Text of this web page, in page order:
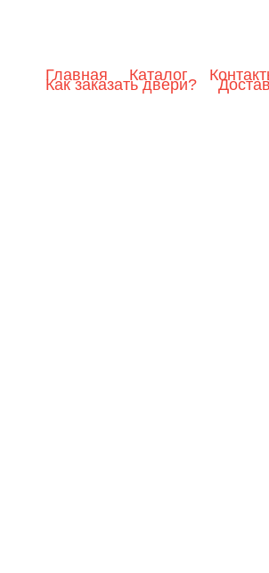
Главная Каталог
Как заказать двери?